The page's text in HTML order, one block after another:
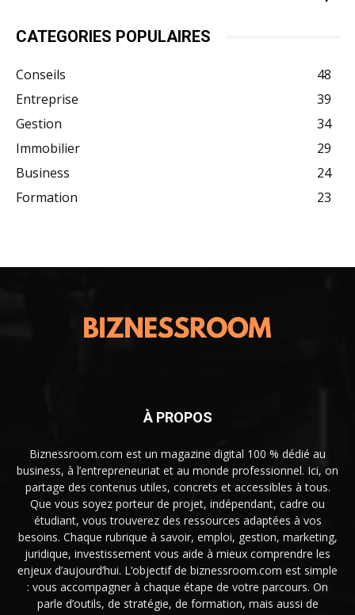
CATEGORIES POPULAIRES
Conseils
48
Entreprise
39
Gestion
34
Immobilier
29
Business
24
Formation
23
À PROPOS
Biznessroom.com est un magazine digital 100 % dédié au
business, à l’entrepreneuriat et au monde professionnel. Ici, on
partage des contenus utiles, concrets et accessibles à tous.
Que vous soyez porteur de projet, indépendant, cadre ou
étudiant, vous trouverez des ressources adaptées à vos
besoins. Chaque rubrique à savoir, emploi, gestion, marketing,
juridique, investissement vous aide à mieux comprendre les
enjeux d’aujourd’hui. L’objectif de biznessroom.com est simple
: vous accompagner à chaque étape de votre parcours. On
parle d’outils, de stratégie, de formation, mais aussi de